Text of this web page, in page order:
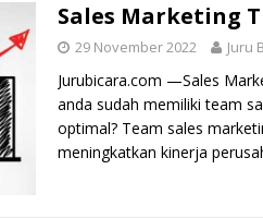
Sales Marketing
29 November 2022 Juru
Jurubicara.com —Sales
anda sudah memiliki team
optimal? Team sales
meningkatkan kinerja